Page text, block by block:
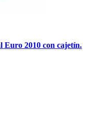
2010 con cajetín.